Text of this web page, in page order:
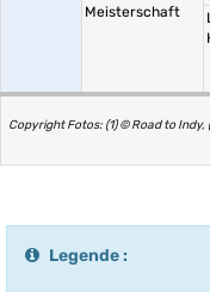
Meisterschaft
Copyright Fotos: (1) © Road to
Legende :